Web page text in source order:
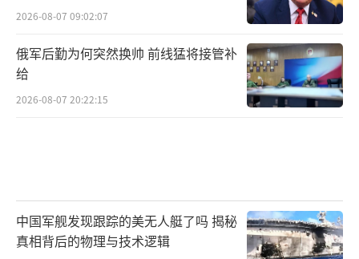
2026-08-07 09:02:07
俄军后勤为何突然换帅 前线猛将接管补
给
2026-08-07 20:22:15
中国军舰发现跟踪的美无人艇了吗 揭秘
真相背后的物理与技术逻辑